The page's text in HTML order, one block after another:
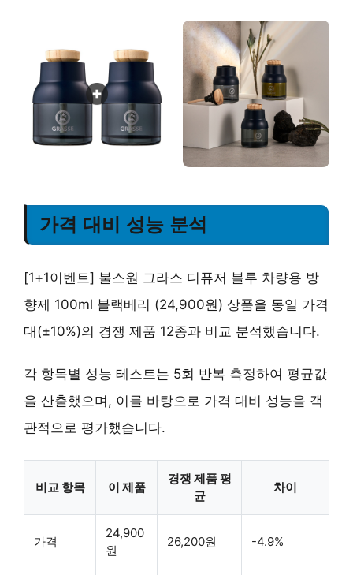
가격 대비 성능 분석
[1+1이벤트] 불스원 그라스 디퓨저 블루 차량용 방
향제 100ml 블랙베리 (24,900원) 상품을 동일 가격
대(±10%)의 경쟁 제품 12종과 비교 분석했습니다.
각 항목별 성능 테스트는 5회 반복 측정하여 평균값
을 산출했으며, 이를 바탕으로 가격 대비 성능을 객
관적으로 평가했습니다.
비교 항목 이 제품
경쟁 제품 평
균
차이
가격
24,900
원
26,200원 -4.9%